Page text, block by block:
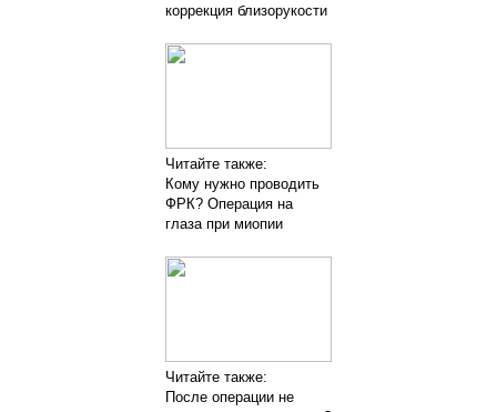
коррекция близорукости
Читайте также:
Кому нужно проводить
ФРК? Операция на
глаза при миопии
Читайте также:
После операции не